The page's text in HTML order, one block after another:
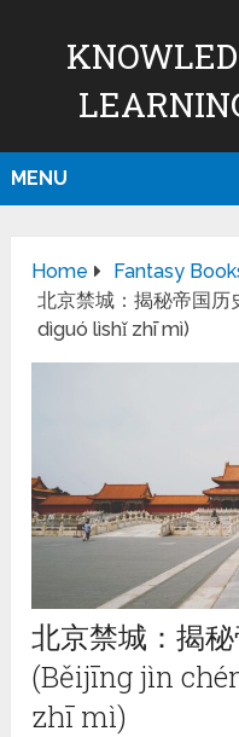
MENU
Home
Fantasy
北京禁城：揭秘帝国
dìguó lìshǐ zhī mì)
北京禁城：揭
(Běijīng jìn
zhī mì)